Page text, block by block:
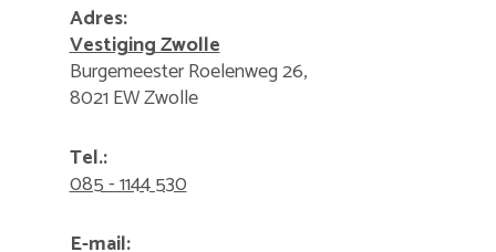
Adres:
Vestiging Zwolle
Burgemeester Roelenweg 26,
8021 EW Zwolle
Tel.:
085 - 1144 530
E-mail: